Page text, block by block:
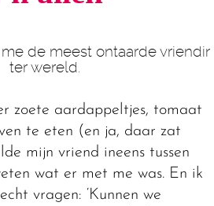
de meest ontaarde vriendin
ter wereld.
zoete aardappeltjes, tomaat
te eten (en ja, daar zat
mijn vriend ineens tussen
wat er met me was. En ik
vragen: ‘Kunnen we